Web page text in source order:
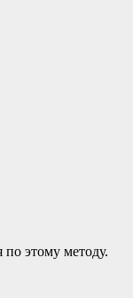
по этому методу.